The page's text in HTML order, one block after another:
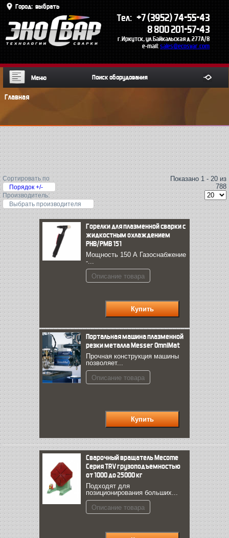
Город: выбрать
Тел: +7 (3952) 74-55-43
8 800 201-57-43
г.Иркутск, ул.Байкальская д.277А/8
e-mail:sales@ecosvar.com
Меню
Главная
Сортировать по
Порядок +/-
Производитель:
Выбрать производителя
Показано 1 - 20 из
788
Горелки для плазменной сварки с
жидкостным охлаждением
PНВ/PМВ 151
Мощность 150 А Газоснабжение
-...
Описание товара
Портальная машина плазменной
резки металла Messer OmniMat
Прочная конструкция машины
позволяет...
Описание товара
Cварочный вращатель Mecome
Серия TRV грузоподъемностью
от 1000 до 25000 кг
Подходят для
позиционирования больших...
Описание товара